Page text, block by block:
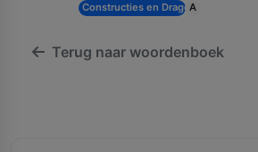
Constructies en Dragende Structuren
A
Terug naar woordenboek